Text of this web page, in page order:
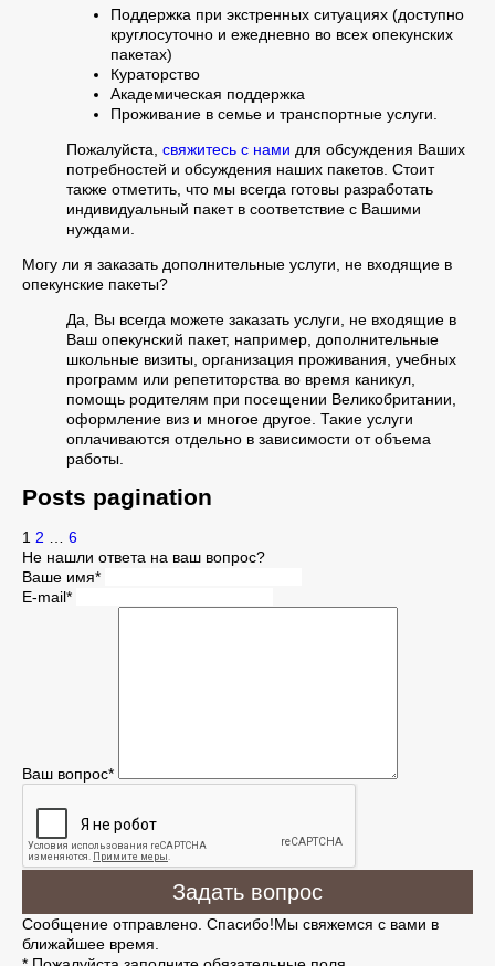
Поддержка при экстренных ситуациях (доступно
круглосуточно и ежедневно во всех опекунских
пакетах)
Кураторство
Академическая поддержка
Проживание в семье и транспортные услуги.
Пожалуйста, свяжитесь с нами для обсуждения Ваших
потребностей и обсуждения наших пакетов. Стоит
также отметить, что мы всегда готовы разработать
индивидуальный пакет в соответствие с Вашими
нуждами.
Могу ли я заказать дополнительные услуги, не входящие в
опекунские пакеты?
Да, Вы всегда можете заказать услуги, не входящие в
Ваш опекунский пакет, например, дополнительные
школьные визиты, организация проживания, учебных
программ или репетиторства во время каникул,
помощь родителям при посещении Великобритании,
оформление виз и многое другое. Такие услуги
оплачиваются отдельно в зависимости от объема
работы.
Posts pagination
1 2
6
Не нашли ответа на ваш вопрос?
Ваше имя*
E-mail*
Ваш вопрос*
Задать вопрос
Сообщение отправлено. Спасибо!Мы свяжемся с вами в
ближайшее время.